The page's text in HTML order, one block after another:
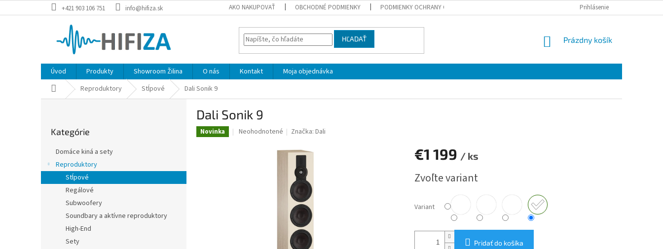
na
+421 903 106 751 info@hifiza.sk AKO NAKUPOVAŤ OBCHODNÉ PODMIENKY PODMIENKY OCHRANY OSOBNÝCH ÚDAJOV Prihlásenie
HĽADAŤ
NÁKUPNÝ
Prázdny košík
Úvod Produkty Showroom Žilina O nás Kontakt
Moja objednávka
DomovReproduktory Stĺpové Dali Sonik 9
a
kategórie
Kategórie
Domáce kiná a sety
Reproduktory
Stĺpové
Regálové
Subwoofery
Soundbary a aktívne reproduktory
High-End
Sety
Dali Sonik 9
Novinka
Priemerné
Neohodnotené Značka:Dali
€1 199 / ks
cena:
Zvoľte variant
Variant
Pridať do košíka